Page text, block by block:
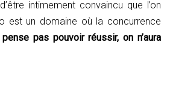
intimement convaincu que l’on
est un domaine où la concurrence
pas pouvoir réussir, on n’aura